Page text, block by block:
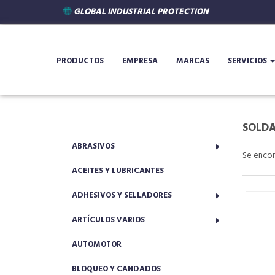
GLOBAL INDUSTRIAL PROTECTION
PRODUCTOS EMPRESA MARCAS SERVICIOS
ABRASIVOS
ACEITES Y LUBRICANTES
ADHESIVOS Y SELLADORES
ARTÍCULOS VARIOS
AUTOMOTOR
BLOQUEO Y CANDADOS
Se